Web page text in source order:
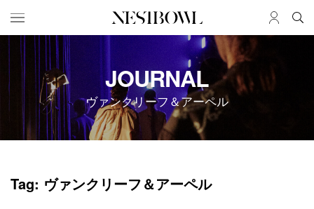
HOME
求人検索
新着求人
ブランド一覧
インタビュー
コラボ募集一覧
JOURNAL
ヴァンクリーフ＆アーペル
Tag: ヴァンクリーフ＆アーペル